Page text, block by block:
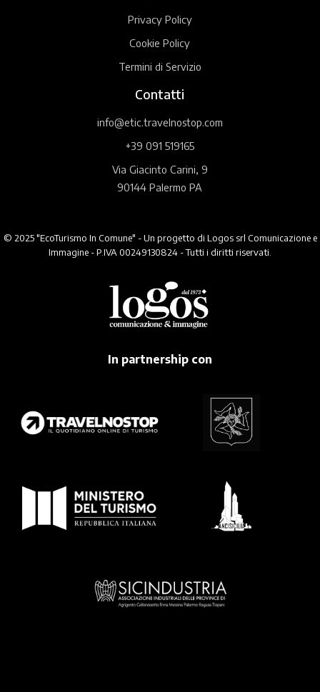
Privacy Policy
Cookie Policy
Termini di Servizio
Contatti
info@etic.travelnostop.com
+39 091 519165
Via Giacinto Carini, 9
90144 Palermo PA
© 2025 "EcoTurismo In Comune" - Un progetto di Logos srl Comunicazione e
Immagine - P.IVA 00249130824 - Tutti i diritti riservati.
In partnership con